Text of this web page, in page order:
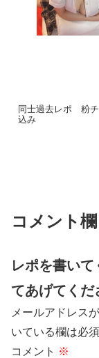
同士過去レポ 粉
込み
コメント欄
レポを書い
てあげてくだ
メールアドレス
いている欄は必
コメント ※